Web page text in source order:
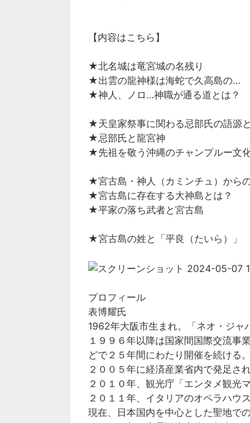
【内容はこちら】
★北名城は竜宮城の名残り
★出雲の龍神様は海蛇で久高島の…
★神人、ノロ…神職が通る道とは？
★天皇家祭事に関わる忌部氏の語源
★忌部氏と龍宮神
★先祖を敬う沖縄のチャンプルー文
★宮古島・神人（カミンチュ）から
★宮古島に存在する大神島とは？
★平家の落ち武者と宮古島
★宮古島の姓と「平良（たいら）」
プロフィール
表博耀氏
1962年大阪市生まれ。「ネオ・ジャ
１９９６年以降は国家間国際交流事
どで２５年間にわたり開催を続ける。
２００５年に経済産業省内で発足さ
２０１０年、観光庁「エンタメ観光
２０１１年、イタリアのオペラハウ
現在、日本国内を中心とした聖地で